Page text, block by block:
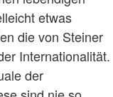
etwas
die von Steiner
Internationalität.
der